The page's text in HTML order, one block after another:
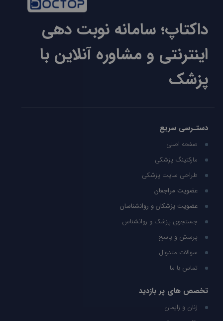
داکتاپ؛ سامانه نوبت دهی
اینترنتی و مشاوره آنلاین با
پزشک
دستـرسی سریع
صفحه اصلی
مارکتینگ پزشکی
طراحی سایت پزشکی
عضویت مراجعان
عضویت پزشکان و روانشناسان
جستجوی پزشک و روانشناس
پرسش و پاسخ
سوالات متدوال
تماس با ما
تخصص های پر بازدید
زنان و زایمان